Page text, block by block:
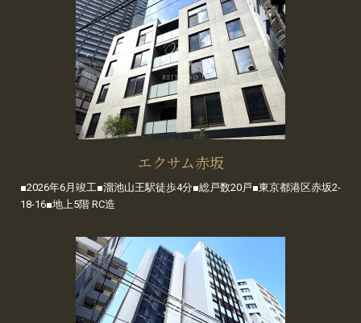
エクサム赤坂
■2026年6月竣工■溜池山王駅徒歩4分■総戸数20戸■東京都港区赤坂2-
18-16■地上5階 RC造